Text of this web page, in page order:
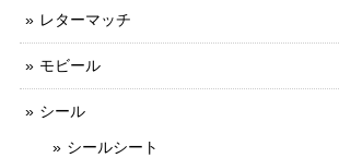
レターマッチ
モビール
シール
シールシート